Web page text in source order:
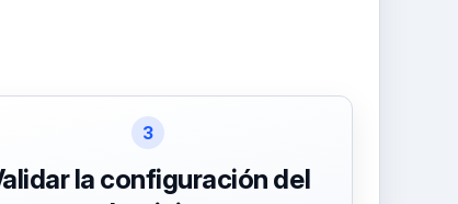
3
la configuración del